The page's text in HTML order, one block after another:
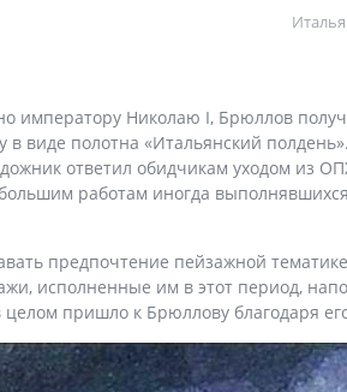
императору Николаю I, Брюллов
в виде полотна «Итальянский
ответил обидчикам уходом из
работам иногда
предпочтение пейзажной
исполненные им в этот период,
пришло к Брюллову благодаря